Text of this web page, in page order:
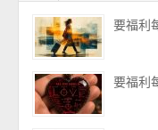
要福利
要福利